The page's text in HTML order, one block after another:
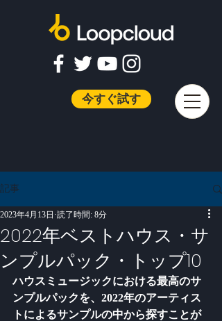
今すぐ試す
記事
2022年ベストハウス・サ
ンプルパック・トップ10
2023年4月13日 読了時間: 8分
ハウスミュージックにおける最高のサ
ンプルパックを、2022年のアーティス
トによるサンプルの中から探すことが